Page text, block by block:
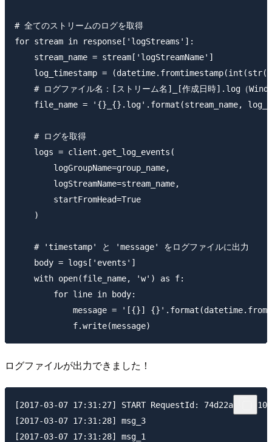
# 全てのストリームのログを取得
for stream in response['logStreams']:
    stream_name = stream['logStreamName']
log_timestamp =
# ログファイル名：[ストリーム名]_[作成日時].log（
file_name = '{}_{}.log'.format(stream_name,
    # ログを取得
    logs = client.get_log_events(
        logGroupName=group_name,
        logStreamName=stream_name,
        startFromHead=True
    )
    # 'timestamp' と 'message' をログファイルに出力
    body = logs['events']
    with open(file_name, 'w') as f:
        for line in body:
message = '[{}]
ログファイルが出力できました！
[2017-03-07 17:31:27] START RequestId: 74d22ae4-
[2017-03-07 17:31:28] msg_3
[2017-03-07 17:31:28] msg_1